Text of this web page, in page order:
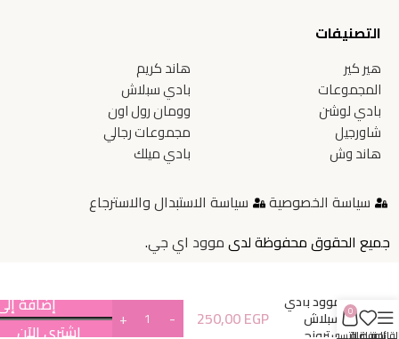
التصنيفات
هير كير
المجموعات
بادي لوشن
شاورجيل
هاند وش
هاند كريم
بادي سبلاش
وومان رول اون
مجموعات رجالي
بادي ميلك
سياسة الخصوصية
سياسة الاستبدال والاسترجاع
جميع الحقوق محفوظة لدىموود اي جي.
موود بادي
سبلاش 250,00EGP
إضافة
اشتري الآن
المفضلة
0
سلة التسوق